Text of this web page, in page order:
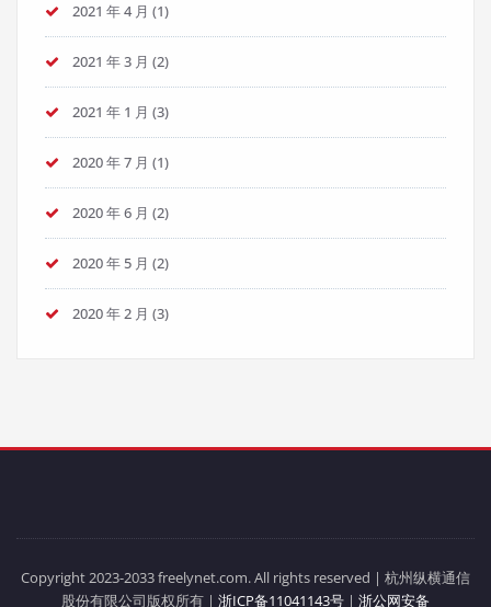
2021 年 4 月 (1)
2021 年 3 月 (2)
2021 年 1 月 (3)
2020 年 7 月 (1)
2020 年 6 月 (2)
2020 年 5 月 (2)
2020 年 2 月 (3)
Copyright 2023-2033 freelynet.com. All rights reserved | 杭州纵横通信
股份有限公司版权所有 | 浙ICP备11041143号 | 浙公网安备